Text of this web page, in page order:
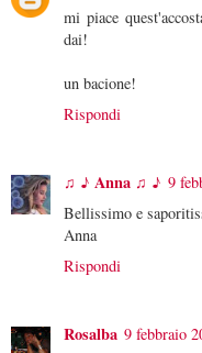
mi piace
dai!
un bacione!
Rispondi
♫ ♪ Anna ♫ ♪ 9
Bellissimo e
Anna
Rispondi
Rosalba 9 febbraio